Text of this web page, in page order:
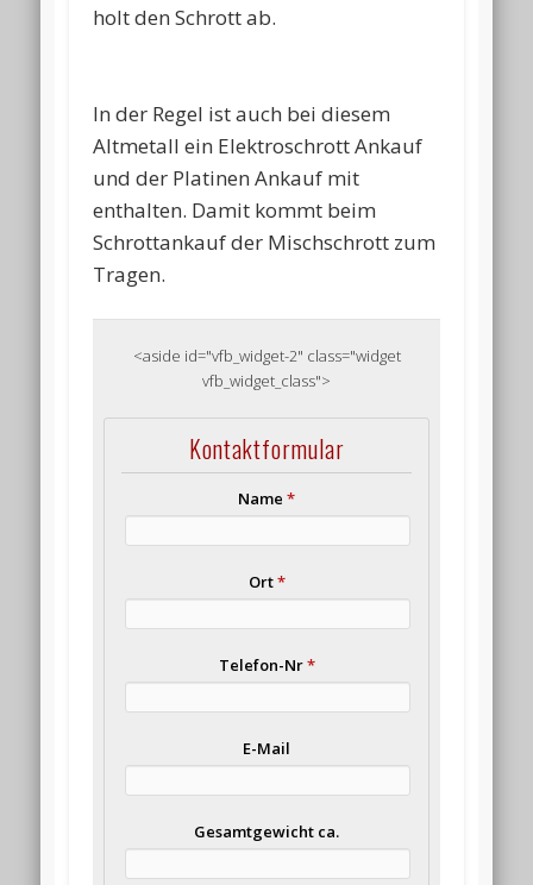
holt den Schrott ab.
In der Regel ist auch bei diesem
Altmetall ein Elektroschrott Ankauf
und der Platinen Ankauf mit
enthalten. Damit kommt beim
Schrottankauf der Mischschrott zum
Tragen.
<aside id="vfb_widget-2" class="widget
vfb_widget_class">
Kontaktformular
Name *
Ort*
Telefon-Nr*
E-Mail
Gesamtgewicht ca.